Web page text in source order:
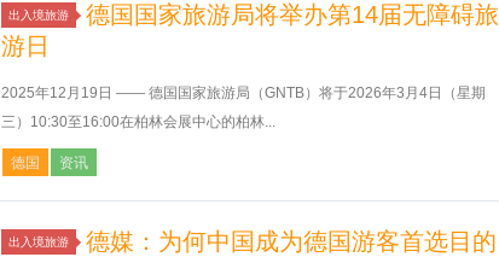
出入境旅游
德国国家旅游局将举办第14届无障碍旅
游日
2025年12月19日 —— 德国国家旅游局（GNTB）将于2026年3月4日（星期
三）10:30至16:00在柏林会展中心的柏林...
德国 资讯
出入境旅游
德媒：为何中国成为德国游客首选目的